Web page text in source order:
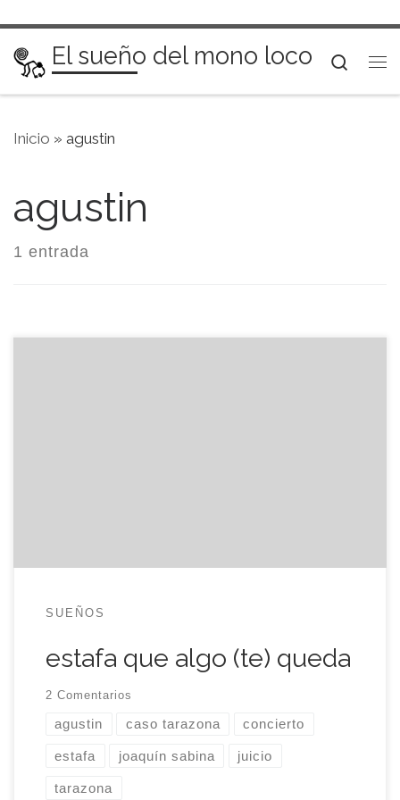
Saltar al contenido
El sueño del mono loco
Inicio » agustin
agustin
1 entrada
SUEÑOS
estafa que algo (te) queda
2 Comentarios
agustin caso tarazona concierto
estafa joaquín sabina juicio
tarazona